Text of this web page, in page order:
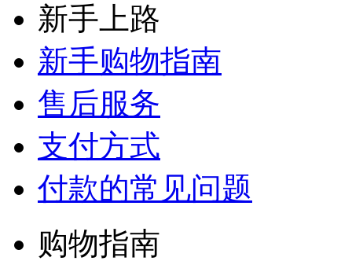
新手上路
新手购物指南
售后服务
支付方式
付款的常见问题
购物指南